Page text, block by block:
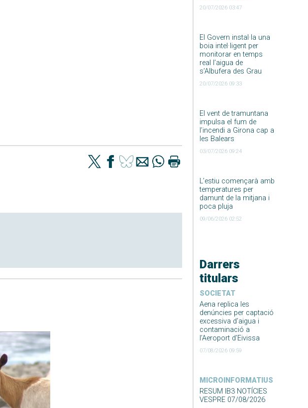
20/07/2026 03:47
El Govern instal·la una
boia intel·ligent per
monitorar en temps
real l’aigua de
s’Albufera des Grau
20/07/2026 09:33
El vent de tramuntana
impulsa el fum de
l’incendi a Girona cap a
les Balears
03/07/2026 09:24
L’estiu començarà amb
temperatures per
damunt de la mitjana i
poca pluja
09/06/2026 02:52
Darrers
titulars
SOCIETAT
Aena replica les
denúncies per captació
excessiva d’aigua i
contaminació a
l’Aeroport d’Eivissa
07/08/2026 09:59
MICROINFORMATIUS
RESUM IB3 NOTÍCIES
VESPRE 07/08/2026